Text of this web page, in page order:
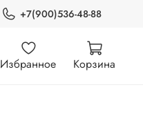
+7(900)536-48-88
Избранное Корзина